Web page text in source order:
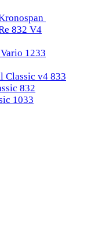
832 V4
1233
Classic v4 833
832
1033